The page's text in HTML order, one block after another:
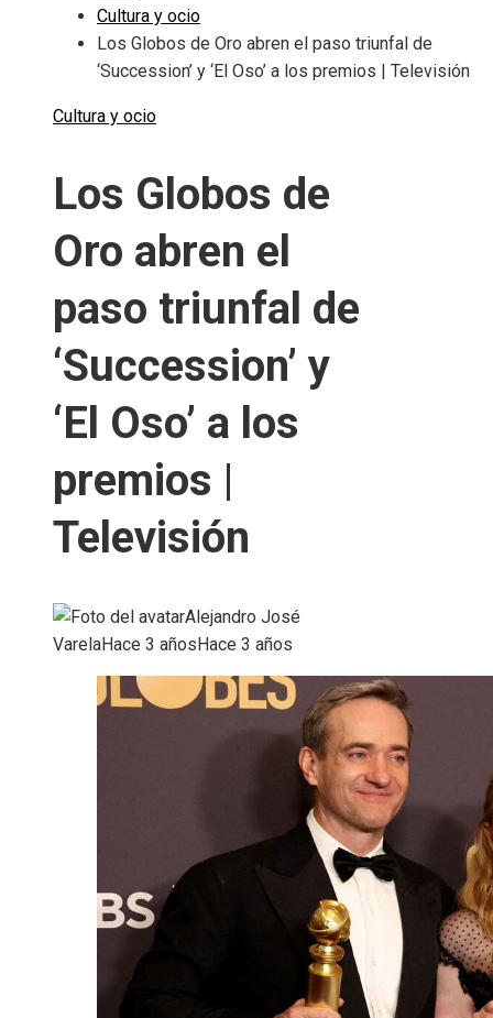
Cultura y ocio
Los Globos de Oro abren el paso triunfal de
‘Succession’ y ‘El Oso’ a los premios | Televisión
Cultura y ocio
Los Globos de
Oro abren el
paso triunfal de
‘Succession’ y
‘El Oso’ a los
premios |
Televisión
Alejandro José
VarelaHace 3 años Hace 3 años